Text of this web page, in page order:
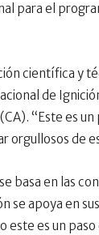
para el
científica y
de
“Este es
orgullosos de
basa en las
se apoya en
es un